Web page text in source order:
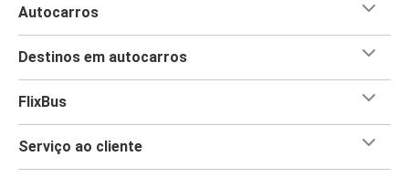
Autocarros
Destinos em autocarros
FlixBus
Serviço ao cliente